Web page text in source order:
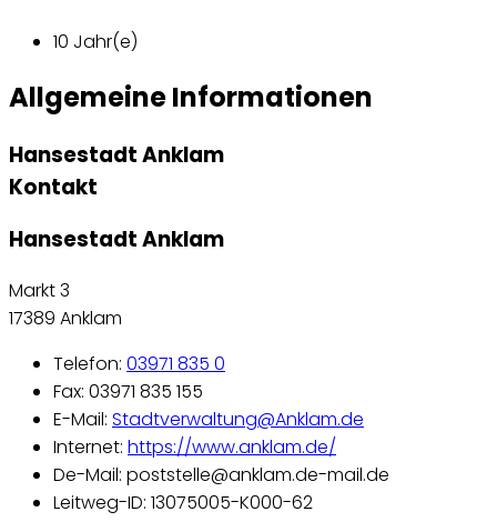
10 Jahr(e)
Allgemeine Informationen
Hansestadt Anklam
Kontakt
Hansestadt Anklam
Markt 3
17389 Anklam
Telefon: 03971 835 0
Fax: 03971 835 155
E-Mail: Stadtverwaltung@Anklam.de
Internet: https://www.anklam.de/
De-Mail: poststelle@anklam.de-mail.de
Leitweg-ID: 13075005-K000-62